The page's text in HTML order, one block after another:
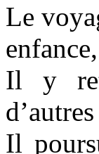
Le
Il y
Il